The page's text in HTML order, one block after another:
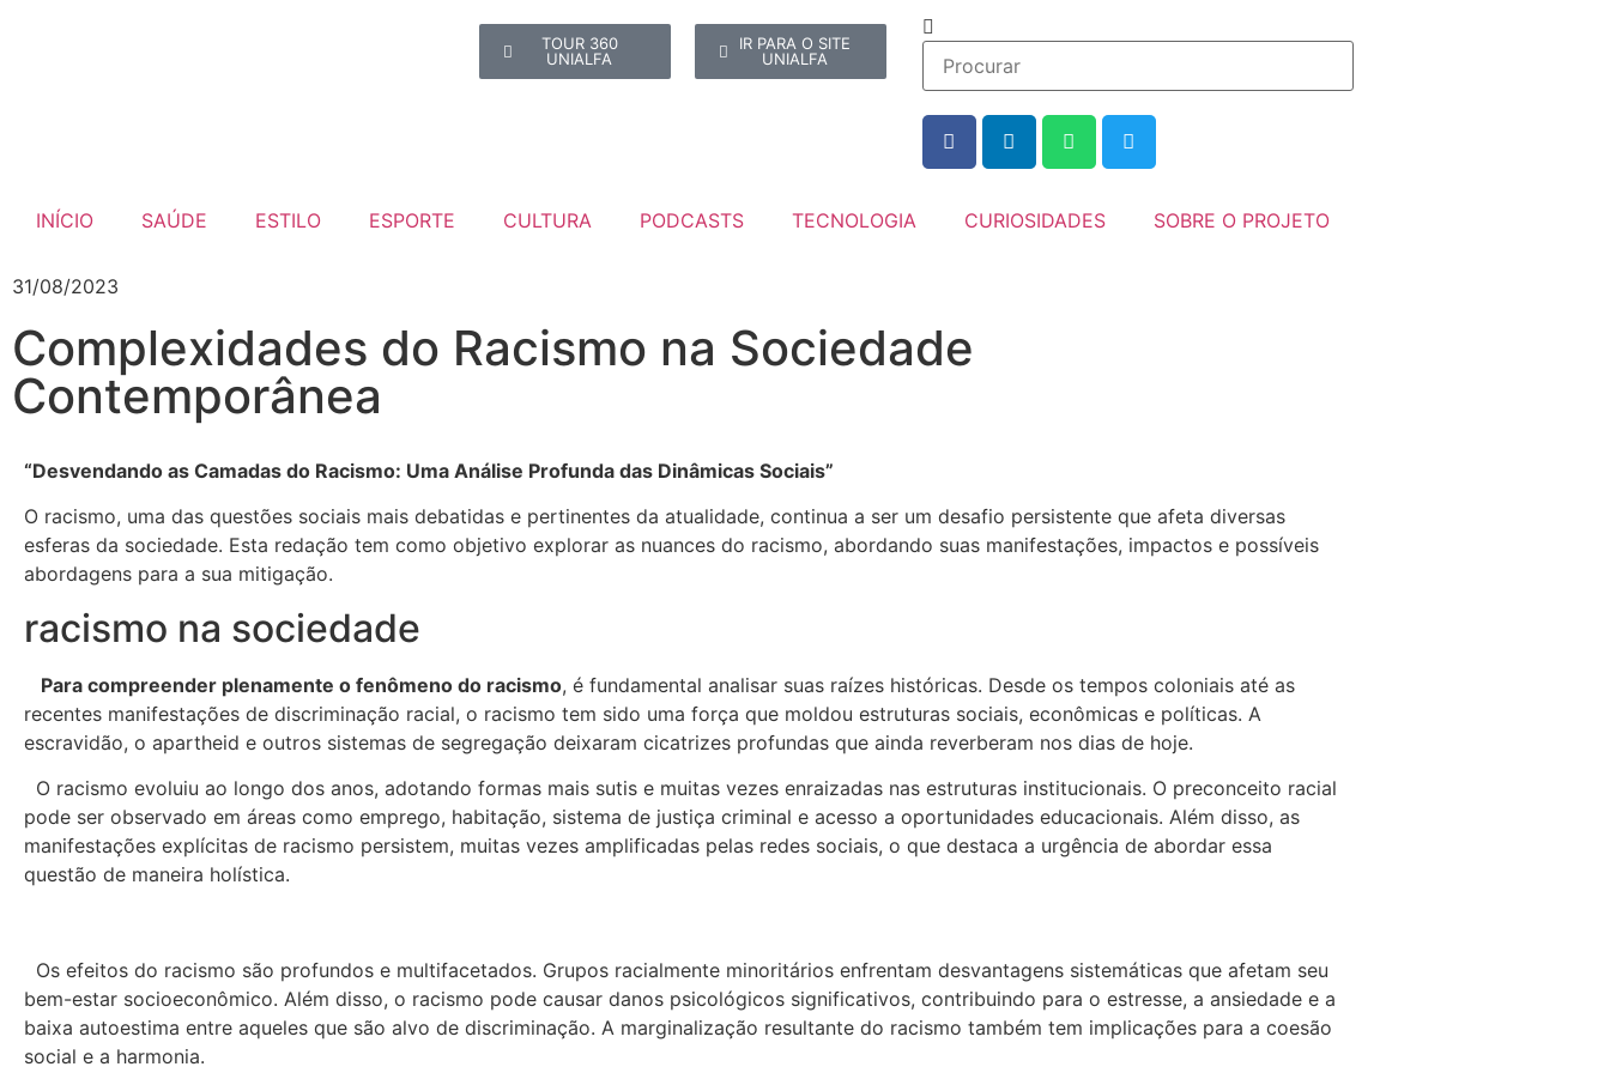
TOUR 360
UNIALFA
IR PARA O SITE
UNIALFA
INÍCIO SAÚDE ESTILO ESPORTE CULTURA PODCASTS TECNOLOGIA CURIOSIDADES SOBRE O PROJETO
31/08/2023
Complexidades do Racismo na Sociedade
Contemporânea
“Desvendando as Camadas do Racismo: Uma Análise Profunda das Dinâmicas Sociais”
O racismo, uma das questões sociais mais debatidas e pertinentes da atualidade, continua a ser um desafio persistente que afeta diversas
esferas da sociedade. Esta redação tem como objetivo explorar as nuances do racismo, abordando suas manifestações, impactos e possíveis
abordagens para a sua mitigação.
racismo na sociedade
Para compreender plenamente o fenômeno do racismo, é fundamental analisar suas raízes históricas. Desde os tempos coloniais até as
recentes manifestações de discriminação racial, o racismo tem sido uma força que moldou estruturas sociais, econômicas e políticas. A
escravidão, o apartheid e outros sistemas de segregação deixaram cicatrizes profundas que ainda reverberam nos dias de hoje.
O racismo evoluiu ao longo dos anos, adotando formas mais sutis e muitas vezes enraizadas nas estruturas institucionais. O preconceito racial
pode ser observado em áreas como emprego, habitação, sistema de justiça criminal e acesso a oportunidades educacionais. Além disso, as
manifestações explícitas de racismo persistem, muitas vezes amplificadas pelas redes sociais, o que destaca a urgência de abordar essa
questão de maneira holística.
Os efeitos do racismo são profundos e multifacetados. Grupos racialmente minoritários enfrentam desvantagens sistemáticas que afetam seu
bem-estar socioeconômico. Além disso, o racismo pode causar danos psicológicos significativos, contribuindo para o estresse, a ansiedade e a
baixa autoestima entre aqueles que são alvo de discriminação. A marginalização resultante do racismo também tem implicações para a coesão
social e a harmonia.